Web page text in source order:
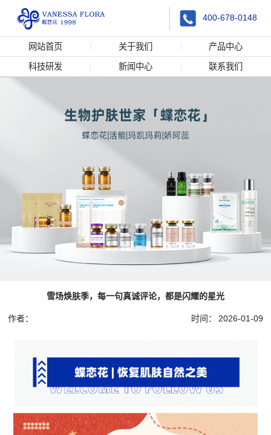
400-678-0148
网站首页 关于我们 产品中心
科技研发 新闻中心 联系我们
雪场焕肤季，每一句真诚评论，都是闪耀的星光
作者： 时间： 2026-01-09